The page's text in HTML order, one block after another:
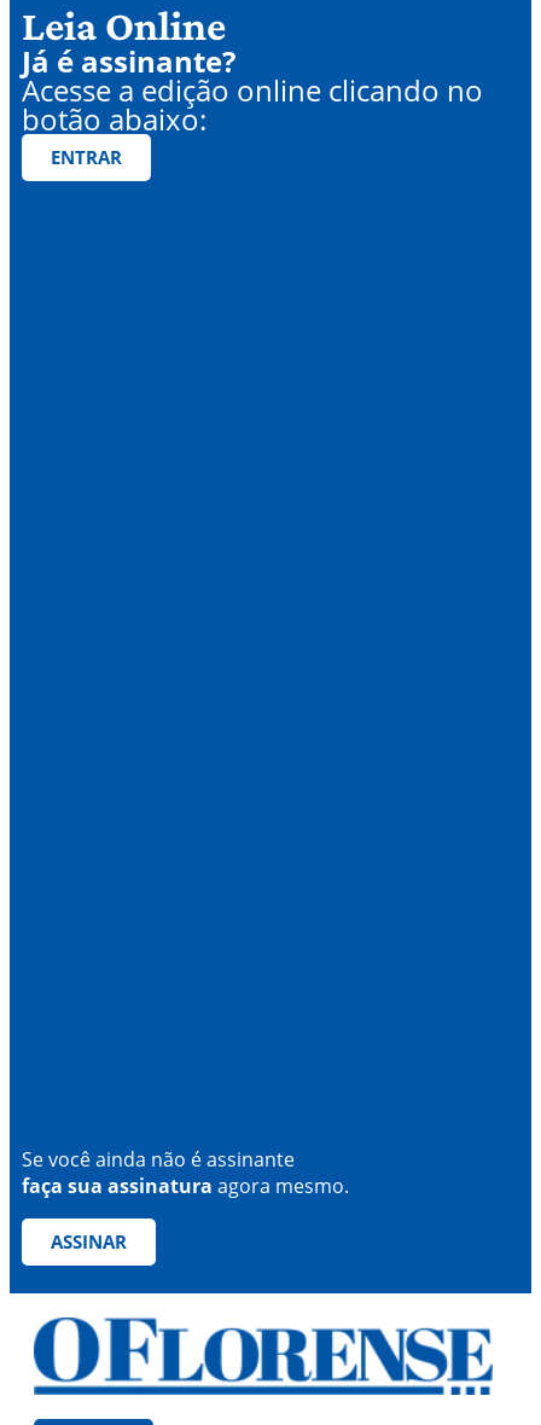
Leia Online
Já é assinante?
Acesse a edição online clicando no
botão abaixo:
ENTRAR
Se você ainda não é assinante
faça sua assinatura agora mesmo.
ASSINAR